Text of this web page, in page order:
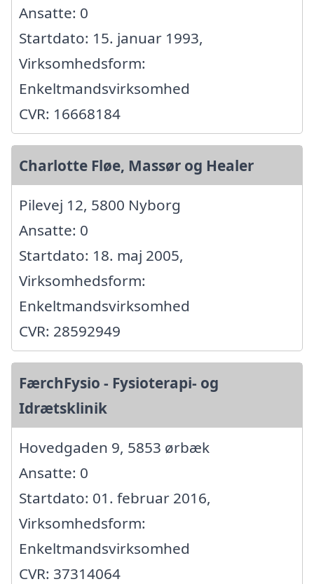
Ansatte: 0
Startdato: 15. januar 1993,
Virksomhedsform:
Enkeltmandsvirksomhed
CVR: 16668184
Charlotte Fløe, Massør og Healer
Pilevej 12, 5800 Nyborg
Ansatte: 0
Startdato: 18. maj 2005,
Virksomhedsform:
Enkeltmandsvirksomhed
CVR: 28592949
FærchFysio - Fysioterapi- og
Idrætsklinik
Hovedgaden 9, 5853 ørbæk
Ansatte: 0
Startdato: 01. februar 2016,
Virksomhedsform:
Enkeltmandsvirksomhed
CVR: 37314064